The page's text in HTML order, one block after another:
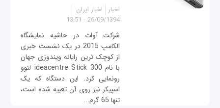
اخبار
اخبار ایران
26/09/1394 - 13:51
شرکت آوات در حاشیه نمایشگاه
الکامپ 2015 در یک نشست خبری
از کوچک ترین رایانه ویندوزی جهان
با نام ideacentre Stick 300 لنوو
رونمایی کرد. این دستگاه که یک
اسپیکر نیز روی آن تعبیه شده است،
تنها 65 گرم...